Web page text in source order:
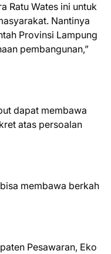
Ratu Wates ini untuk
Nantinya
Provinsi Lampung
pembangunan,”
dapat membawa
atas persoalan
membawa berkah
Pesawaran, Eko